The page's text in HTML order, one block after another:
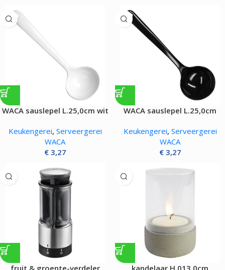
WACA sauslepel L.25,0cm wit
Keukengerei, Serveergerei
WACA
€3,27
WACA sauslepel L.25,0cm
Keukengerei, Serveergerei
WACA
€3,27
fruit & groente-verdeler kandelaar H.013,0cm